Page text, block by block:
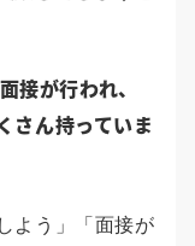
接が行われ、
さん持っていま
よう」「面接が